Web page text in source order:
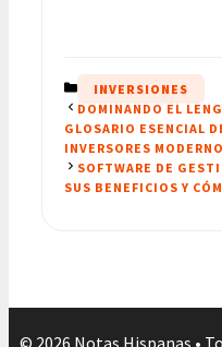
CATEGORÍAS
INVERSIONES
DOMINANDO EL
GLOSARIO ESENCIAL
INVERSORES
SOFTWARE DE
SUS BENEFICIOS Y
© 2026 Notas Hispanas •